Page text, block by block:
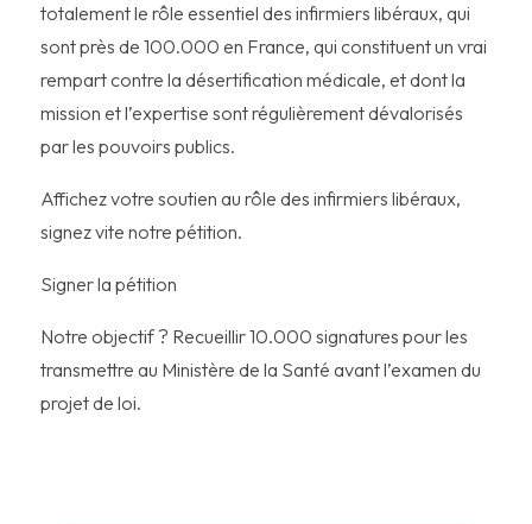
totalement le rôle essentiel des infirmiers libéraux, qui
sont près de 100.000 en France, qui constituent un vrai
rempart contre la désertification médicale, et dont la
mission et l’expertise sont régulièrement dévalorisés
par les pouvoirs publics.
Affichez votre soutien au rôle des infirmiers libéraux,
signez vite notre pétition.
Signer la pétition
Notre objectif ? Recueillir 10.000 signatures pour les
transmettre au Ministère de la Santé avant l’examen du
projet de loi.